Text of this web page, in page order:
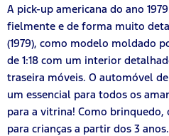
A pick-up americana do ano
fielmente e de forma muito
(1979), como modelo moldado
de 1:18 com um interior
traseira móveis. O automóvel
um essencial para todos os
para a vitrina! Como brinquedo,
para crianças a partir dos 3 anos.